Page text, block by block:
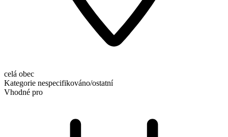
celá obec
Kategorie nespecifikováno/ostatní
Vhodné pro